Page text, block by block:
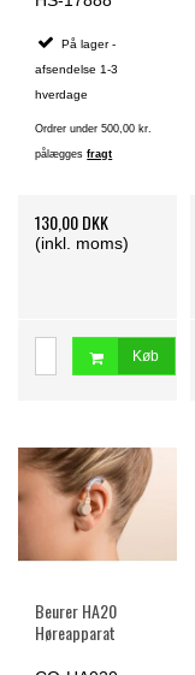
På lager -
afsendelse 1-3
hverdage
Ordrer under 500,00 kr.
pålæggesfragt
130,00 DKK
(inkl. moms)
Køb
Beurer HA20
Høreapparat